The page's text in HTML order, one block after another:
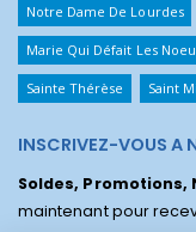
Notre Dame De Lourdes
Marie Qui Défait Les
Sainte Thérèse Saint
INSCRIVEZ-VOUS A
Soldes, Promotions,
maintenant pour